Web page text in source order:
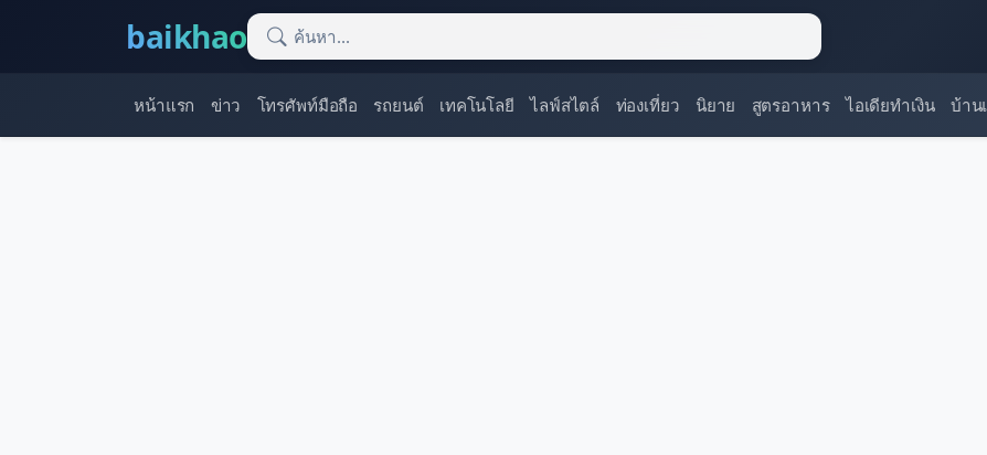
baikhao
หน้าแรก ข่าว โทรศัพท์มือถือ รถยนต์ เทคโนโลยี ไลฟ์สไตล์ ท่องเที่ยว นิยาย สูตรอาหาร ไอเดียทำเงิน บ้าน